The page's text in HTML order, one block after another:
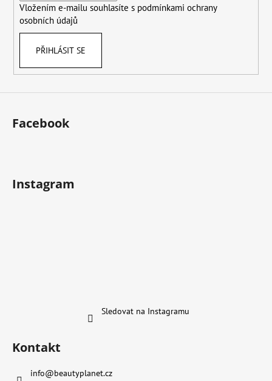
Vložením e-mailu souhlasíte s podmínkami ochrany
osobních údajů
PŘIHLÁSIT SE
Facebook
Instagram
Sledovat na Instagramu
Kontakt
info@beautyplanet.cz